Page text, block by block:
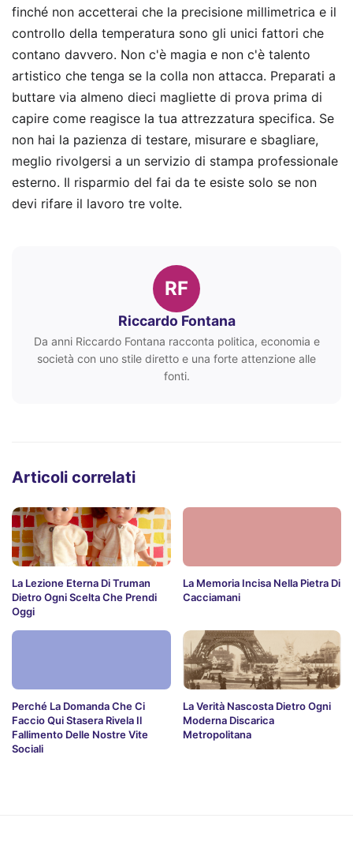
finché non accetterai che la precisione millimetrica e il
controllo della temperatura sono gli unici fattori che
contano davvero. Non c'è magia e non c'è talento
artistico che tenga se la colla non attacca. Preparati a
buttare via almeno dieci magliette di prova prima di
capire come reagisce la tua attrezzatura specifica. Se
non hai la pazienza di testare, misurare e sbagliare,
meglio rivolgersi a un servizio di stampa professionale
esterno. Il risparmio del fai da te esiste solo se non
devi rifare il lavoro tre volte.
RF
Riccardo Fontana
Da anni Riccardo Fontana racconta politica, economia e
società con uno stile diretto e una forte attenzione alle
fonti.
Articoli correlati
La Lezione Eterna Di Truman
Dietro Ogni Scelta Che Prendi
Oggi
La Memoria Incisa Nella Pietra Di
Cacciamani
Perché La Domanda Che Ci
Faccio Qui Stasera Rivela Il
Fallimento Delle Nostre Vite
Sociali
La Verità Nascosta Dietro Ogni
Moderna Discarica
Metropolitana